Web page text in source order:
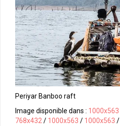
Periyar Banboo raft
Image disponible dans : 1000x563
768x432 / 1000x563 / 1000x563 /